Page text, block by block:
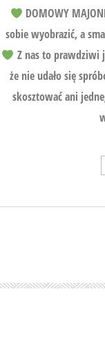
DOMOWY
sobie wyobrazić, a
Z nas to prawdziwi
że nie udało się
skosztować ani